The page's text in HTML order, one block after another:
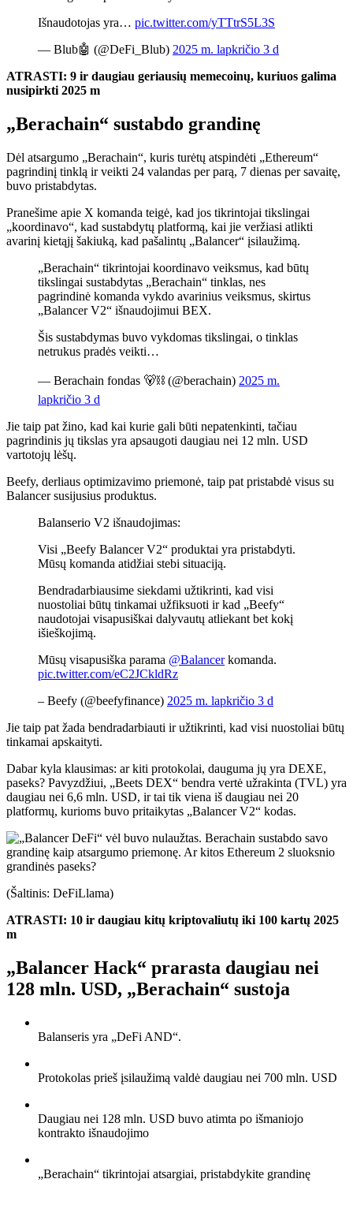
Išnaudotojas yra… pic.twitter.com/yTTtrS5L3S
— Blub🤖 (@DeFi_Blub) 2025 m. lapkričio 3 d
ATRASTI: 9 ir daugiau geriausių memecoinų, kuriuos galima
nusipirkti 2025 m
„Berachain“ sustabdo grandinę
Dėl atsargumo „Berachain“, kuris turėtų atspindėti „Ethereum“
pagrindinį tinklą ir veikti 24 valandas per parą, 7 dienas per savaitę,
buvo pristabdytas.
Pranešime apie X komanda teigė, kad jos tikrintojai tikslingai
„koordinavo“, kad sustabdytų platformą, kai jie veržiasi atlikti
avarinį kietąjį šakiuką, kad pašalintų „Balancer“ įsilaužimą.
„Berachain“ tikrintojai koordinavo veiksmus, kad būtų
tikslingai sustabdytas „Berachain“ tinklas, nes
pagrindinė komanda vykdo avarinius veiksmus, skirtus
„Balancer V2“ išnaudojimui BEX.
Šis sustabdymas buvo vykdomas tikslingai, o tinklas
netrukus pradės veikti…
— Berachain fondas 🐻⛓ (@berachain) 2025 m.
lapkričio 3 d
Jie taip pat žino, kad kai kurie gali būti nepatenkinti, tačiau
pagrindinis jų tikslas yra apsaugoti daugiau nei 12 mln. USD
vartotojų lėšų.
Beefy, derliaus optimizavimo priemonė, taip pat pristabdė visus su
Balancer susijusius produktus.
Balanserio V2 išnaudojimas:
Visi „Beefy Balancer V2“ produktai yra pristabdyti.
Mūsų komanda atidžiai stebi situaciją.
Bendradarbiausime siekdami užtikrinti, kad visi
nuostoliai būtų tinkamai užfiksuoti ir kad „Beefy“
naudotojai visapusiškai dalyvautų atliekant bet kokį
išieškojimą.
Mūsų visapusiška parama @Balancerkomanda.
pic.twitter.com/eC2JCkldRz
– Beefy (@beefyfinance) 2025 m. lapkričio 3 d
Jie taip pat žada bendradarbiauti ir užtikrinti, kad visi nuostoliai būtų
tinkamai apskaityti.
Dabar kyla klausimas: ar kiti protokolai, dauguma jų yra DEXE,
paseks? Pavyzdžiui, „Beets DEX“ bendra vertė užrakinta (TVL) yra
daugiau nei 6,6 mln. USD, ir tai tik viena iš daugiau nei 20
platformų, kurioms buvo pritaikytas „Balancer V2“ kodas.
(Šaltinis: DeFiLlama)
ATRASTI: 10 ir daugiau kitų kriptovaliutų iki 100 kartų 2025
m
„Balancer Hack“ prarasta daugiau nei
128 mln. USD, „Berachain“ sustoja
Balanseris yra „DeFi AND“.
Protokolas prieš įsilaužimą valdė daugiau nei 700 mln. USD
Daugiau nei 128 mln. USD buvo atimta po išmaniojo
kontrakto išnaudojimo
„Berachain“ tikrintojai atsargiai, pristabdykite grandinę